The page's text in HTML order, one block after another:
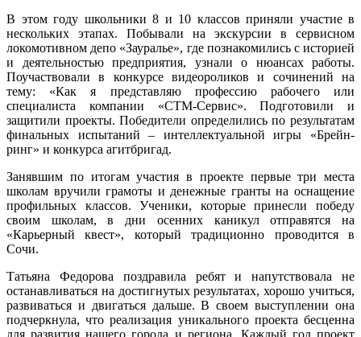
В этом году школьники 8 и 10 классов приняли участие в
нескольких этапах. Побывали на экскурсии в сервисном
локомотивном депо «Зауралье», где познакомились с историей
и деятельностью предприятия, узнали о нюансах работы.
Поучаствовали в конкурсе видеороликов и сочинений на
тему: «Как я представляю профессию рабочего или
специалиста компании «СТМ-Сервис». Подготовили и
защитили проекты. Победители определились по результатам
финальных испытаний – интеллектуальной игры «Брейн-
ринг» и конкурса агитбригад.
Занявшим по итогам участия в проекте первые три места
школам вручили грамоты и денежные гранты на оснащение
профильных классов. Ученики, которые принесли победу
своим школам, в дни осенних каникул отправятся на
«Карьерный квест», который традиционно проводится в
Сочи.
Татьяна Федорова поздравила ребят и напутствовала не
останавливаться на достигнутых результатах, хорошо учиться,
развиваться и двигаться дальше. В своем выступлении она
подчеркнула, что реализация уникального проекта бесценна